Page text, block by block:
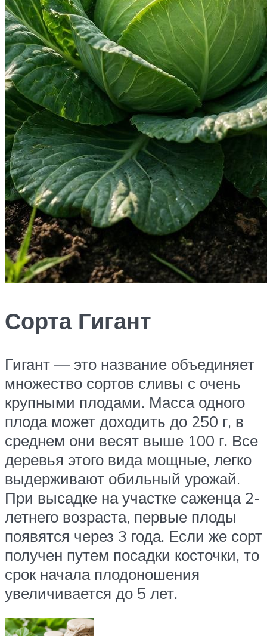
Сорта Гигант
Гигант — это название объединяет
множество сортов сливы с очень
крупными плодами. Масса одного
плода может доходить до 250 г, в
среднем они весят выше 100 г. Все
деревья этого вида мощные, легко
выдерживают обильный урожай.
При высадке на участке саженца 2-
летнего возраста, первые плоды
появятся через 3 года. Если же сорт
получен путем посадки косточки, то
срок начала плодоношения
увеличивается до 5 лет.